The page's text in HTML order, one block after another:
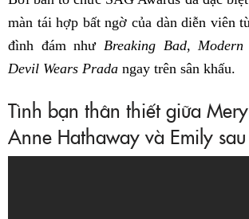
màn tái hợp bất ngờ của dàn diễn viên
đình đám như Breaking Bad,
Devil Wears Prada ngay trên sân khấu.
Tình bạn thân thiết giữa
Anne Hathaway và Emily